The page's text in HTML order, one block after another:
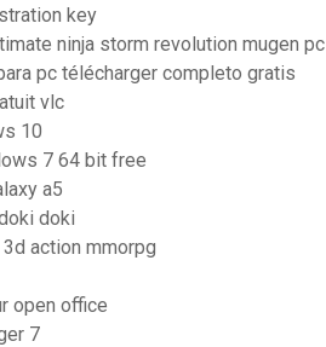
key
ninja storm revolution mugen pc
pc télécharger completo gratis
vlc
10
7 64 bit free
a5
doki
action mmorpg
open office
7